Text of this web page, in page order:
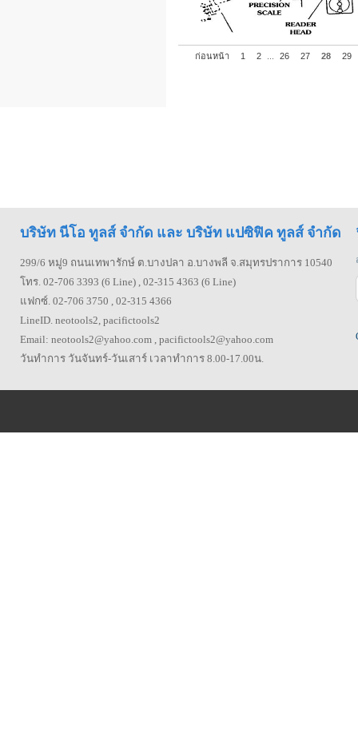
ก่อนหน้า 1 2 26 27 28 29
บริษัท นีโอ ทูลส์ จำกัด และ บริษัท แปซิฟิค ทูลส์ จำกัด
299/6 หมู่9 ถนนเทพารักษ์ ต.บางปลา อ.บางพลี จ.สมุทรปราการ 10540
โทร. 02-706 3393 (6 Line) , 02-315 4363 (6 Line)
แฟกซ์. 02-706 3750 , 02-315 4366
LineID. neotools2, pacifictools2
Email: neotools2@yahoo.com , pacifictools2@yahoo.com
วันทำการ วันจันทร์-วันเสาร์ เวลาทำการ 8.00-17.00น.